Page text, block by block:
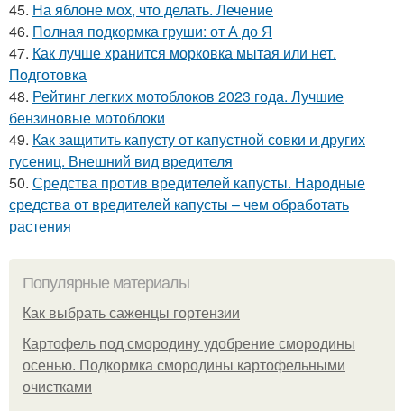
45. На яблоне мох, что делать. Лечение
46. Полная подкормка груши: от А до Я
47. Как лучше хранится морковка мытая или нет.
Подготовка
48. Рейтинг легких мотоблоков 2023 года. Лучшие
бензиновые мотоблоки
49. Как защитить капусту от капустной совки и других
гусениц. Внешний вид вредителя
50. Средства против вредителей капусты. Народные
средства от вредителей капусты – чем обработать
растения
Популярные материалы
Как выбрать саженцы гортензии
Картофель под смородину удобрение смородины
осенью. Подкормка смородины картофельными
очистками